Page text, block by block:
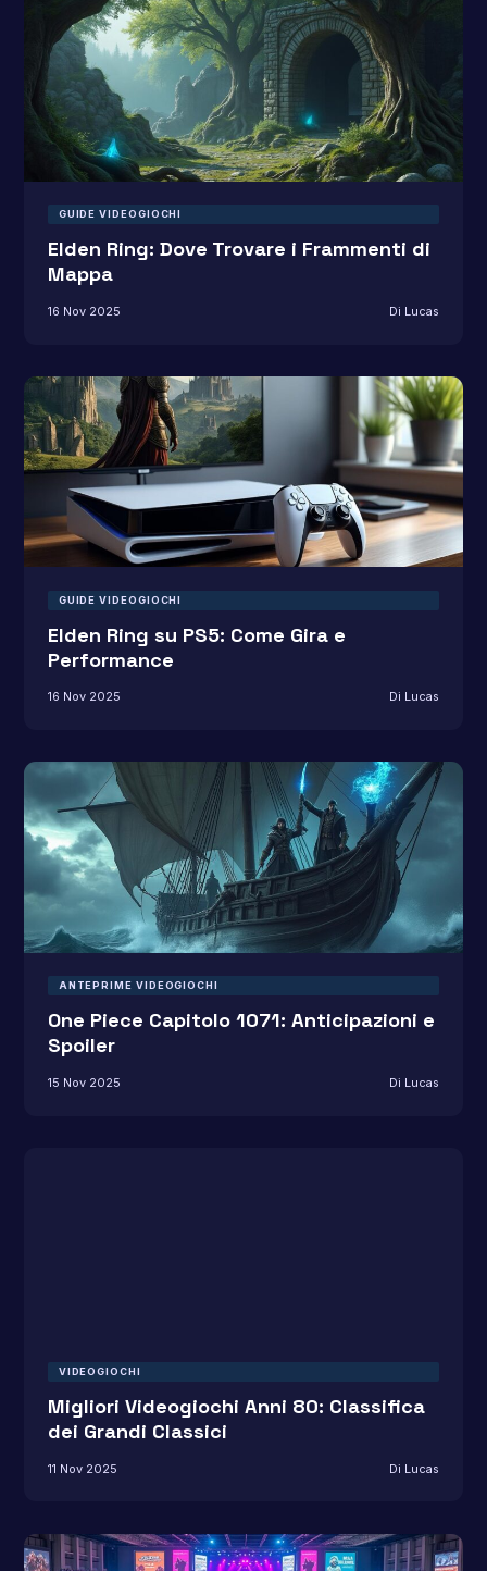
GUIDE VIDEOGIOCHI
Elden Ring: Dove Trovare i Frammenti di
Mappa
16 Nov 2025 Di Lucas
GUIDE VIDEOGIOCHI
Elden Ring su PS5: Come Gira e
Performance
16 Nov 2025 Di Lucas
ANTEPRIME VIDEOGIOCHI
One Piece Capitolo 1071: Anticipazioni e
Spoiler
15 Nov 2025 Di Lucas
VIDEOGIOCHI
Migliori Videogiochi Anni 80: Classifica
dei Grandi Classici
11 Nov 2025 Di Lucas